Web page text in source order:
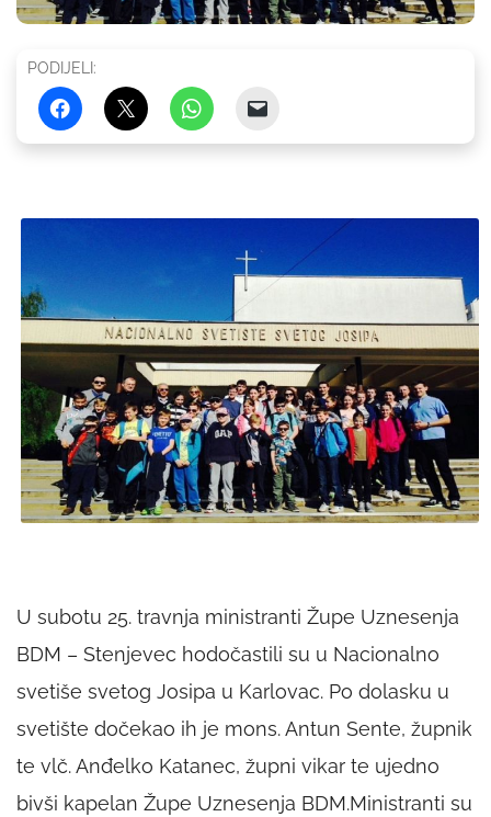
PODIJELI:
U subotu 25. travnja ministranti Župe Uznesenja
BDM – Stenjevec hodočastili su u Nacionalno
svetiše svetog Josipa u Karlovac. Po dolasku u
svetište dočekao ih je mons. Antun Sente, župnik
te vlč. Anđelko Katanec, župni vikar te ujedno
bivši kapelan Župe Uznesenja BDM.Ministranti su